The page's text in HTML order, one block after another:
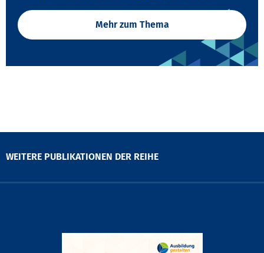
Mehr zum Thema
WEITERE PUBLIKATIONEN DER REIHE